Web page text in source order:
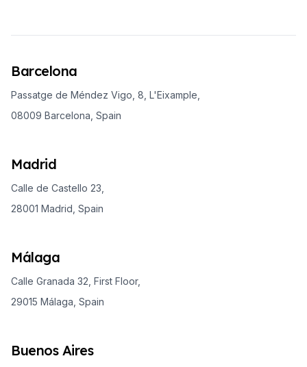
Barcelona
Passatge de Méndez Vigo, 8, L'Eixample,
08009 Barcelona, Spain
Madrid
Calle de Castello 23,
28001 Madrid, Spain
Málaga
Calle Granada 32, First Floor,
29015 Málaga, Spain
Buenos Aires